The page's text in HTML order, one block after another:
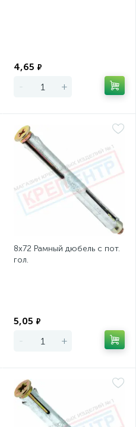
4,65 ₽
- +
8х72 Рамный дюбель с пот.
гол.
5,05 ₽
- +